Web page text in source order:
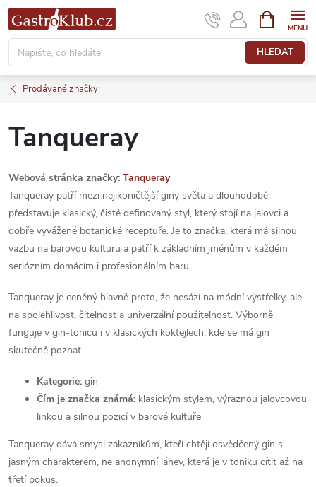
Přejít
na
obsah
HLEDAT
NÁKUPNÍ
KOŠÍK
Prodávané značky
Tanqueray
Webová stránka značky: Tanqueray
Tanqueray patří mezi nejikoničtější giny světa a dlouhodobě
představuje klasický, čistě definovaný styl, který stojí na jalovci a
dobře vyvážené botanické receptuře. Je to značka, která má silnou
vazbu na barovou kulturu a patří k základním jménům v každém
seriózním domácím i profesionálním baru.
Tanqueray je ceněný hlavně proto, že nesází na módní výstřelky, ale
na spolehlivost, čitelnost a univerzální použitelnost. Výborně
funguje v gin-tonicu i v klasických koktejlech, kde se má gin
skutečně poznat.
Kategorie: gin
Čím je značka známá: klasickým stylem, výraznou jalovcovou
linkou a silnou pozicí v barové kultuře
Tanqueray dává smysl zákazníkům, kteří chtějí osvědčený gin s
jasným charakterem, ne anonymní láhev, která je v toniku cítit až na
třetí pokus.